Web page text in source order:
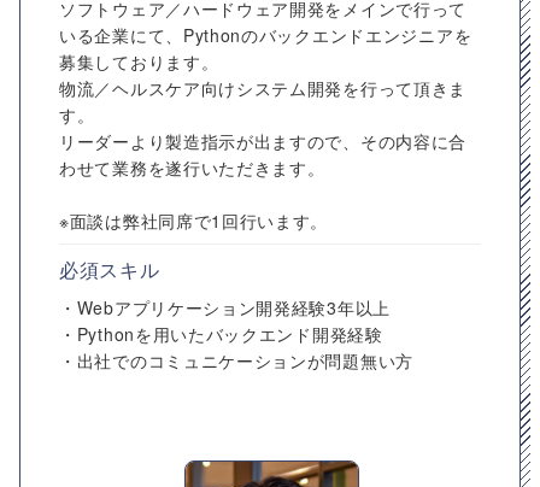
ソフトウェア／ハードウェア開発をメインで行って
いる企業にて、Pythonのバックエンドエンジニアを
募集しております。
物流／ヘルスケア向けシステム開発を行って頂きま
す。
リーダーより製造指示が出ますので、その内容に合
わせて業務を遂行いただきます。
※面談は弊社同席で1回行います。
必須スキル
・Webアプリケーション開発経験3年以上
・Pythonを用いたバックエンド開発経験
・出社でのコミュニケーションが問題無い方